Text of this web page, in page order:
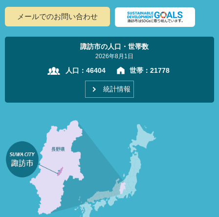
メールでのお問い合わせ
諏訪市の人口・世帯数
2026年8月1日
人口： 46404 世帯： 21778
統計情報